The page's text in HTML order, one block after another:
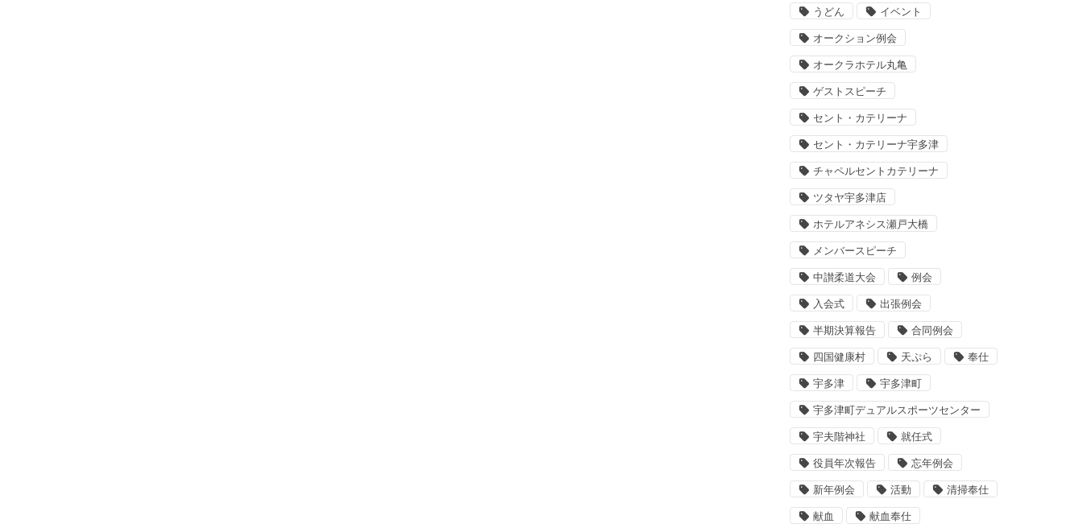
うどん イベント
オークション例会
オークラホテル丸亀
ゲストスピーチ
セント・カテリーナ
セント・カテリーナ宇多津
チャペルセントカテリーナ
ツタヤ宇多津店
ホテルアネシス瀬戸大橋
メンバースピーチ
中讃柔道大会 例会
入会式 出張例会
半期決算報告 合同例会
四国健康村 天ぷら 奉仕
宇多津 宇多津町
宇多津町デュアルスポーツセンター
宇夫階神社 就任式
役員年次報告 忘年例会
新年例会 活動 清掃奉仕
献血 献血奉仕